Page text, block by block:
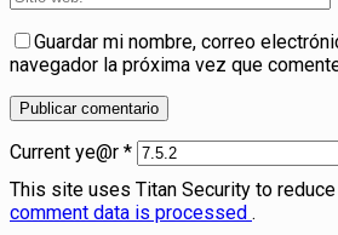
Guardar mi nombre, correo
navegador la próxima vez que
Current ye@r *
This site uses Titan Security to reduce
comment data is processed .